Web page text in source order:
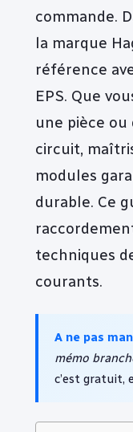
commande.
la marque
référence
EPS. Que
une pièce
circuit,
modules
durable. Ce
techniques
courants.
A ne pas
mémo
c’est gratuit,